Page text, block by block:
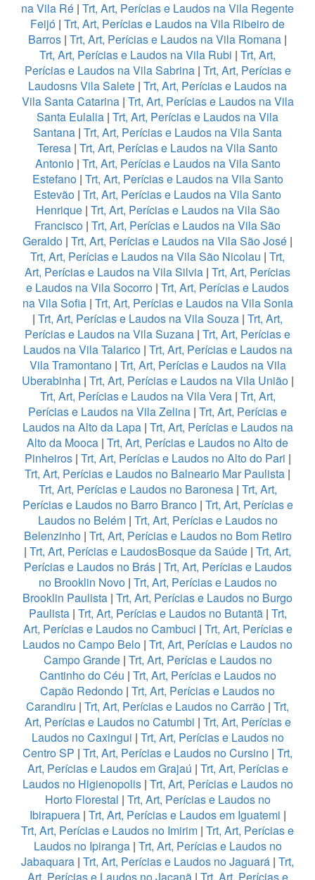
na Vila Ré | Trt, Art, Perícias e Laudos na Vila Regente
Feijó | Trt, Art, Perícias e Laudos na Vila Ribeiro de
Barros | Trt, Art, Perícias e Laudos na Vila Romana |
Trt, Art, Perícias e Laudos na Vila Rubi | Trt, Art,
Perícias e Laudos na Vila Sabrina| Trt, Art, Perícias e
Laudosns Vila Salete | Trt, Art, Perícias e Laudos na
Vila Santa Catarina| Trt, Art, Perícias e Laudos na Vila
Santa Eulalia | Trt, Art, Perícias e Laudos na Vila
Santana | Trt, Art, Perícias e Laudos na Vila Santa
Teresa | Trt, Art, Perícias e Laudos na Vila Santo
Antonio| Trt, Art, Perícias e Laudos na Vila Santo
Estefano| Trt, Art, Perícias e Laudos na Vila Santo
Estevão | Trt, Art, Perícias e Laudos na Vila Santo
Henrique| Trt, Art, Perícias e Laudos na Vila São
Francisco | Trt, Art, Perícias e Laudos na Vila São
Geraldo | Trt, Art, Perícias e Laudos na Vila São José |
Trt, Art, Perícias e Laudos na Vila São Nicolau | Trt,
Art, Perícias e Laudos na Vila Silvia | Trt, Art, Perícias
e Laudos na Vila Socorro | Trt, Art, Perícias e Laudos
na Vila Sofia| Trt, Art, Perícias e Laudos na Vila Sonia
| Trt, Art, Perícias e Laudos na Vila Souza | Trt, Art,
Perícias e Laudos na Vila Suzana | Trt, Art, Perícias e
Laudos na Vila Talarico| Trt, Art, Perícias e Laudos na
Vila Tramontano| Trt, Art, Perícias e Laudos na Vila
Uberabinha| Trt, Art, Perícias e Laudos na Vila União|
Trt, Art, Perícias e Laudos na Vila Vera| Trt, Art,
Perícias e Laudos na Vila Zelina | Trt, Art, Perícias e
Laudos na Alto da Lapa| Trt, Art, Perícias e Laudos na
Alto da Mooca | Trt, Art, Perícias e Laudos no Alto de
Pinheiros| Trt, Art, Perícias e Laudos no Alto do Pari |
Trt, Art, Perícias e Laudos no Balneario Mar Paulista |
Trt, Art, Perícias e Laudos no Baronesa| Trt, Art,
Perícias e Laudos no Barro Branco| Trt, Art, Perícias e
Laudos no Belém| Trt, Art, Perícias e Laudos no
Belenzinho| Trt, Art, Perícias e Laudos no Bom Retiro
| Trt, Art, Perícias e LaudosBosque da Saúde | Trt, Art,
Perícias e Laudos no Brás| Trt, Art, Perícias e Laudos
no Brooklin Novo| Trt, Art, Perícias e Laudos no
Brooklin Paulista | Trt, Art, Perícias e Laudos no Burgo
Paulista| Trt, Art, Perícias e Laudos no Butantã| Trt,
Art, Perícias e Laudos no Cambuci | Trt, Art, Perícias e
Laudos no Campo Belo | Trt, Art, Perícias e Laudos no
Campo Grande| Trt, Art, Perícias e Laudos no
Cantinho do Céu | Trt, Art, Perícias e Laudos no
Capão Redondo | Trt, Art, Perícias e Laudos no
Carandiru | Trt, Art, Perícias e Laudos no Carrão | Trt,
Art, Perícias e Laudos no Catumbi | Trt, Art, Perícias e
Laudos no Caxingui | Trt, Art, Perícias e Laudos no
Centro SP | Trt, Art, Perícias e Laudos no Cursino | Trt,
Art, Perícias e Laudos em Grajaú | Trt, Art, Perícias e
Laudos no Higienopolis| Trt, Art, Perícias e Laudos no
Horto Florestal | Trt, Art, Perícias e Laudos no
Ibirapuera| Trt, Art, Perícias e Laudos em Iguatemi |
Trt, Art, Perícias e Laudos no Imirim | Trt, Art, Perícias e
Laudos no Ipiranga| Trt, Art, Perícias e Laudos no
Jabaquara | Trt, Art, Perícias e Laudos no Jaguará | Trt,